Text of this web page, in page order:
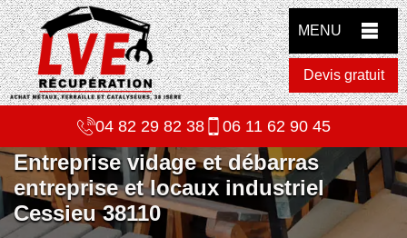
MENU
Devis gratuit
04 82 29 82 38 06 11 62 90 45
Entreprise vidage et débarras
entreprise et locaux industriel
Cessieu 38110